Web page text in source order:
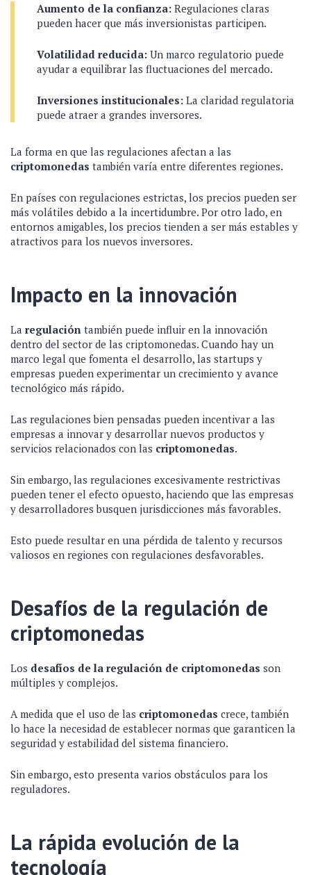
Aumento de la confianza: Regulaciones claras
pueden hacer que más inversionistas participen.
Volatilidad reducida: Un marco regulatorio puede
ayudar a equilibrar las fluctuaciones del mercado.
Inversiones institucionales: La claridad regulatoria
puede atraer a grandes inversores.
La forma en que las regulaciones afectan a las
criptomonedas también varía entre diferentes regiones.
En países con regulaciones estrictas, los precios pueden ser
más volátiles debido a la incertidumbre. Por otro lado, en
entornos amigables, los precios tienden a ser más estables y
atractivos para los nuevos inversores.
Impacto en la innovación
La regulación también puede influir en la innovación
dentro del sector de las criptomonedas. Cuando hay un
marco legal que fomenta el desarrollo, las startups y
empresas pueden experimentar un crecimiento y avance
tecnológico más rápido.
Las regulaciones bien pensadas pueden incentivar a las
empresas a innovar y desarrollar nuevos productos y
servicios relacionados con las criptomonedas.
Sin embargo, las regulaciones excesivamente restrictivas
pueden tener el efecto opuesto, haciendo que las empresas
y desarrolladores busquen jurisdicciones más favorables.
Esto puede resultar en una pérdida de talento y recursos
valiosos en regiones con regulaciones desfavorables.
Desafíos de la regulación de
criptomonedas
Los desafíos de la regulación de criptomonedas son
múltiples y complejos.
A medida que el uso de las criptomonedas crece, también
lo hace la necesidad de establecer normas que garanticen la
seguridad y estabilidad del sistema financiero.
Sin embargo, esto presenta varios obstáculos para los
reguladores.
La rápida evolución de la
tecnología